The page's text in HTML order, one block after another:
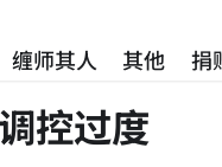
缠师其人 其他 捐
控过度